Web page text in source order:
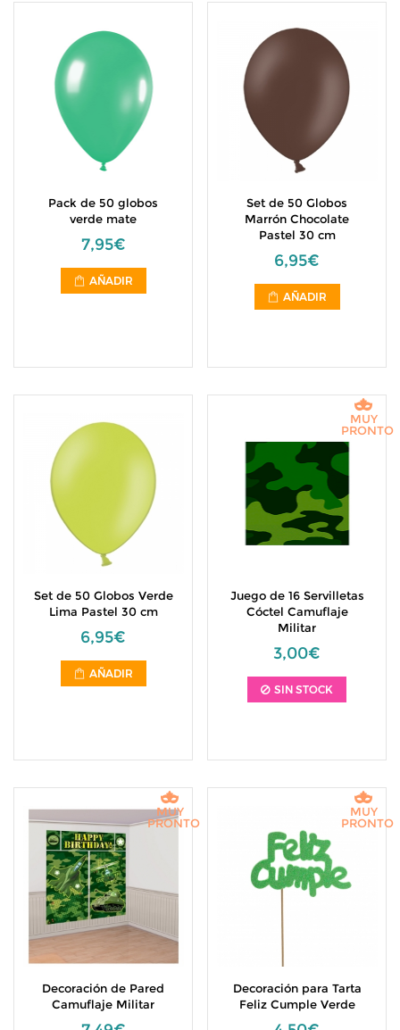
Pack de 50 globos
verde mate
7,95€
AÑADIR
Set de 50 Globos
Marrón Chocolate
Pastel 30 cm
6,95€
AÑADIR
Set de 50 Globos Verde
Lima Pastel 30 cm
6,95€
AÑADIR
Juego de 16 Servilletas
Cóctel Camuflaje
Militar
3,00€
SIN STOCK
MUY
PRONTO
Decoración de Pared
Camuflaje Militar
MUY
PRONTO
Decoración para Tarta
Feliz Cumple Verde
MUY
PRONTO